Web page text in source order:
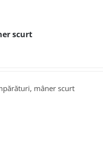
scurt
mâner scurt